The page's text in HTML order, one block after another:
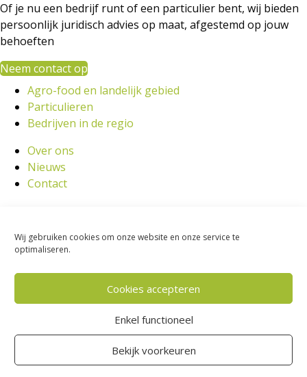
Wij gebruiken cookies om onze website en onze service te
optimaliseren.
Cookies accepteren
Enkel functioneel
Bekijk voorkeuren
Of je nu een bedrijf runt of een particulier bent, wij bieden
persoonlijk juridisch advies op maat, afgestemd op jouw
behoeften
Neem contact op
Agro-food en landelijk gebied
Particulieren
Bedrijven in de regio
Over ons
Nieuws
Contact
Algemene voorwaarden
Klachtenregeling
Privacy Policy
Algemene voorwaarden
Disclaimer
Klachtenregeling